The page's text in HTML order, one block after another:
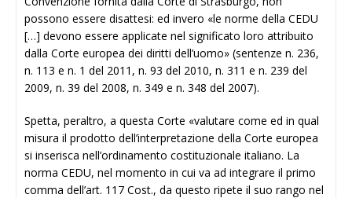
possono essere disattesi: ed invero «le norme della CEDU
[…] devono essere applicate nel significato loro attribuito
dalla Corte europea dei diritti dell’uomo» (sentenze n. 236,
n. 113 e n. 1 del 2011, n. 93 del 2010, n. 311 e n. 239 del
2009, n. 39 del 2008, n. 349 e n. 348 del 2007).
Spetta, peraltro, a questa Corte «valutare come ed in qual
misura il prodotto dell’interpretazione della Corte europea
si inserisca nell’ordinamento costituzionale italiano. La
norma CEDU, nel momento in cui va ad integrare il primo
comma dell’art. 117 Cost., da questo ripete il suo rango nel